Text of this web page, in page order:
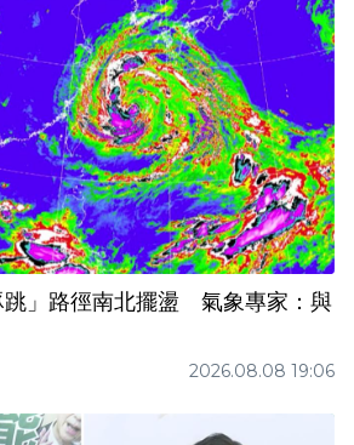
跳」路徑南北擺盪 氣象專家：與
2026.08.08 19:06